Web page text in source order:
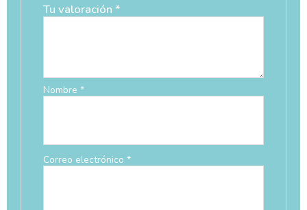
Tu valoración *
Nombre *
Correo electrónico *